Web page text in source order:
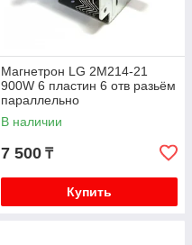
Магнетрон LG 2M214-21
900W 6 пластин 6 отв разьём
параллельно
В наличии
7 500 ₸
Купить